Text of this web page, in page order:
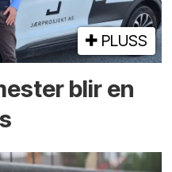
PLUSS
blir en